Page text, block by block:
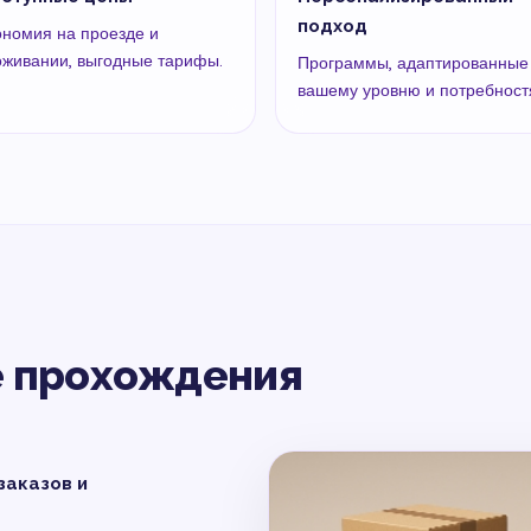
на проезде и
выгодные тарифы.
подход
Программы, адаптированные
вашему уровню и
прохождения
и